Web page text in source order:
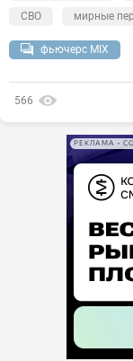
СВО
мирные
фьючерс MIX
566
РЕКЛАМА •